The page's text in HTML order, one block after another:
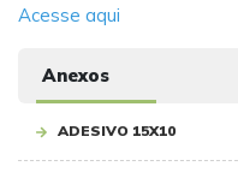
Acesse aqui
Anexos
ADESIVO 15X10